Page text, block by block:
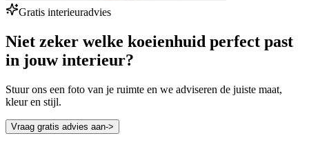
Gratis interieuradvies
Niet zeker welke koeienhuid perfect past
in jouw interieur?
Stuur ons een foto van je ruimte en we adviseren de juiste maat,
kleur en stijl.
Vraag gratis advies aan->